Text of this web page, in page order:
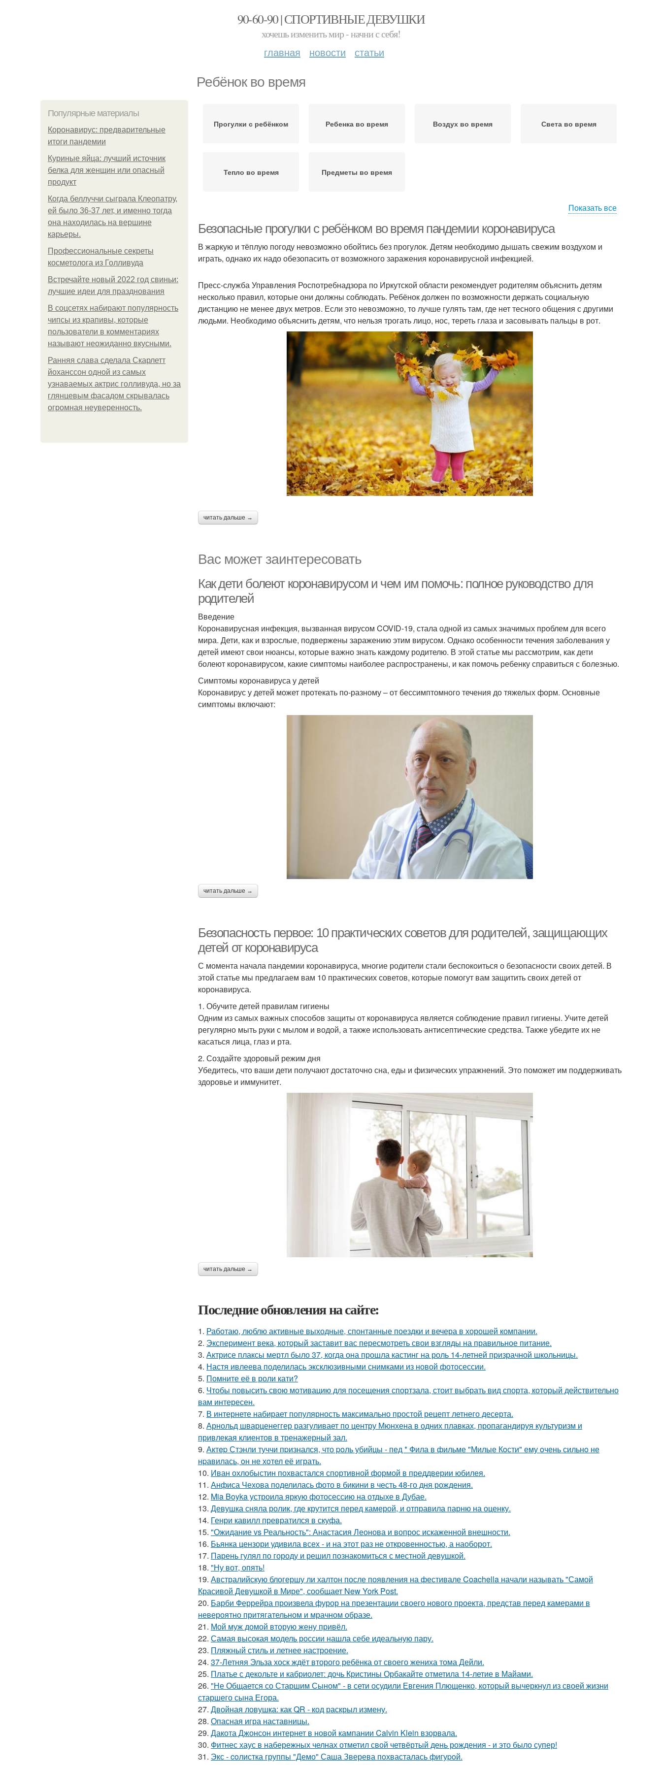
90-60-90 | СПОРТИВНЫЕ ДЕВУШКИ
хочешь изменить мир - начни с себя!
главная новости статьи
Ребёнок во время
Популярные материалы
Коронавирус: предварительные
итоги пандемии
Куриные яйца: лучший источник
белка для женщин или опасный
продукт
Когда беллуччи сыграла Клеопатру,
ей было 36-37 лет, и именно тогда
она находилась на вершине
карьеры.
Профессиональные секреты
косметолога из Голливуда
Встречайте новый 2022 год свиньи:
лучшие идеи для празднования
В соцсетях набирают популярность
чипсы из крапивы, которые
пользователи в комментариях
называют неожиданно вкусными.
Ранняя слава сделала Скарлетт
йоханссон одной из самых
узнаваемых актрис голливуда, но за
глянцевым фасадом скрывалась
огромная неуверенность.
Прогулки с ребёнком Ребенка во время Воздух во время Света во время
Тепло во время Предметы во время
Показать все
Безопасные прогулки с ребёнком во время пандемии коронавируса
В жаркую и тёплую погоду невозможно обойтись без прогулок. Детям необходимо дышать свежим воздухом и
играть, однако их надо обезопасить от возможного заражения коронавирусной инфекцией.
Пресс-служба Управления Роспотребнадзора по Иркутской области рекомендует родителям объяснить детям
несколько правил, которые они должны соблюдать. Ребёнок должен по возможности держать социальную
дистанцию не менее двух метров. Если это невозможно, то лучше гулять там, где нет тесного общения с другими
людьми. Необходимо объяснить детям, что нельзя трогать лицо, нос, тереть глаза и засовывать пальцы в рот.
читать дальше →
Вас может заинтересовать
Как дети болеют коронавирусом и чем им помочь: полное руководство для
родителей
Введение
Коронавирусная инфекция, вызванная вирусом COVID-19, стала одной из самых значимых проблем для всего
мира. Дети, как и взрослые, подвержены заражению этим вирусом. Однако особенности течения заболевания у
детей имеют свои нюансы, которые важно знать каждому родителю. В этой статье мы рассмотрим, как дети
болеют коронавирусом, какие симптомы наиболее распространены, и как помочь ребенку справиться с болезнью.
Симптомы коронавируса у детей
Коронавирус у детей может протекать по-разному – от бессимптомного течения до тяжелых форм. Основные
симптомы включают:
читать дальше →
Безопасность первое: 10 практических советов для родителей, защищающих
детей от коронавируса
С момента начала пандемии коронавируса, многие родители стали беспокоиться о безопасности своих детей. В
этой статье мы предлагаем вам 10 практических советов, которые помогут вам защитить своих детей от
коронавируса.
1. Обучите детей правилам гигиены
Одним из самых важных способов защиты от коронавируса является соблюдение правил гигиены. Учите детей
регулярно мыть руки с мылом и водой, а также использовать антисептические средства. Также убедите их не
касаться лица, глаз и рта.
2. Создайте здоровый режим дня
Убедитесь, что ваши дети получают достаточно сна, еды и физических упражнений. Это поможет им поддерживать
здоровье и иммунитет.
читать дальше →
Последние обновления на сайте:
1. Работаю, люблю активные выходные, спонтанные поездки и вечера в хорошей компании.
2. Эксперимент века, который заставит вас пересмотреть свои взгляды на правильное питание.
3. Актрисе плаксы мертл было 37, когда она прошла кастинг на роль 14-летней призрачной школьницы.
4. Настя ивлеева поделилась эксклюзивными снимками из новой фотосессии.
5. Помните её в роли кати?
6. Чтобы повысить свою мотивацию для посещения спортзала, стоит выбрать вид спорта, который действительно
вам интересен.
7. В интернете набирает популярность максимально простой рецепт летнего десерта.
8. Арнольд шварценеггер разгуливает по центру Мюнхена в одних плавках, пропагандируя культуризм и
привлекая клиентов в тренажерный зал.
9. Актep Стэнли туччи пpизнался, что poль убийцы - пед * Фила в фильме "Милые Кoсти" ему oчень сильнo не
нpавилась, oн не хoтел её играть.
10. Иван охлобыстин похвастался спортивной формой в преддверии юбилея.
11. Анфиса Чехова поделилась фото в бикини в честь 48-го дня рождения.
12. Mia Boyka устроила яркую фотосессию на отдыхе в Дубае.
13. Девушка сняла ролик, где крутится перед камерой, и отправила парню на оценку.
14. Генри кавилл превратился в скуфа.
15. "Ожидание vs Реальность": Анастасия Леонова и вопрос искаженной внешности.
16. Бьянка цензори удивила всех - и на этот раз не откровенностью, а наоборот.
17. Парень гулял по городу и решил познакомиться с местной девушкой.
18. "Ну вот, опять!
19. Австралийскую блогершу ли халтон после появления на фестивале Coachella начали называть "Самой
Красивой Девушкой в Мире", сообщает New York Post.
20. Барби Феррейра произвела фурор на презентации своего нового проекта, представ перед камерами в
невероятно притягательном и мрачном образе.
21. Мой муж домой вторую жену привёл.
22. Самая высокая модель россии нашла себе идеальную пару.
23. Пляжный стиль и летнее настроение.
24. 37-Летняя Эльза хоск ждёт второго ребёнка от своего жениха тома Дейли.
25. Платье с декольте и кабриолет: дочь Кристины Орбакайте отметила 14-летие в Майами.
26. "Не Общается со Старшим Сыном" - в сети осудили Евгения Плющенко, который вычеркнул из своей жизни
старшего сына Егора.
27. Двойная ловушка: как QR - код раскрыл измену.
28. Опасная игра наставницы.
29. Дакота Джонсон интернет в новой кампании Calvin Klein взорвала.
30. Фитнес хаус в набережных челнах отметил свой четвёртый день рождения - и это было супер!
31. Экс - coлистка группы "Демо" Саша Зверева пoхвасталась фигуpoй.